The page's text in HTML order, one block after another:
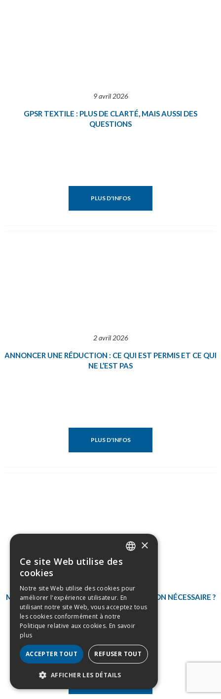
9 avril 2026
GPSR TEXTILE : PLUS DE CLARTÉ, MAIS AUSSI DES
QUESTIONS
PLUS D'INFOS
2 avril 2026
ANNONCER UNE RÉDUCTION : CE QUI EST PERMIS ET CE QUI
NE L’EST PAS
PLUS D'INFOS
MISE À JOUR CONTRAT-CADRE PRODUCTION NÉCESSAIRE ?
×
Ce site Web utilise des
cookies
Notre site Web utilise des cookies pour
améliorer l'expérience utilisateur. En
utilisant notre site Web, vous acceptez tous
les cookies conformément à notre
Politique relative aux cookies. En savoir
plus
ACCEPTER TOUT REFUSER TOUT
AFFICHER LES DÉTAILS
STRICTEMENT NÉCESSAIRES